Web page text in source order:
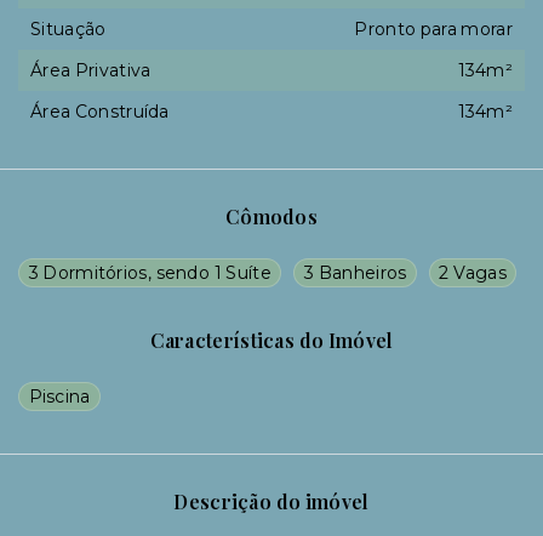
Cômodos
3 Dormitórios, sendo 1 Suíte 3 Banheiros 2 Vagas
Características do Imóvel
Piscina
Descrição do imóvel
Situação
Pronto para morar
Área Privativa
134m²
Área Construída
134m²